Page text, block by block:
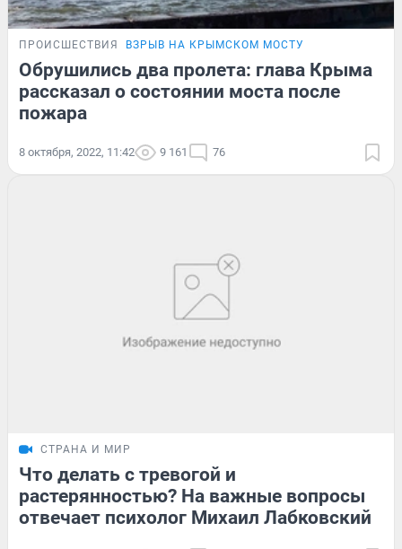
ПРОИСШЕСТВИЯ ВЗРЫВ НА КРЫМСКОМ МОСТУ
Обрушились два пролета: глава Крыма
рассказал о состоянии моста после
пожара
8 октября, 2022, 11:42 9 161 76
СТРАНА И МИР
Что делать с тревогой и
растерянностью? На важные вопросы
отвечает психолог Михаил Лабковский